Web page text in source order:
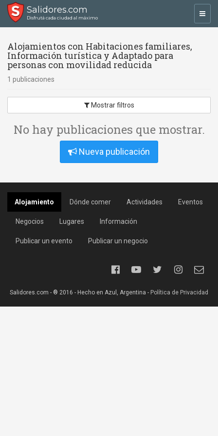
Salidores.com
Disfrutá cada ciudad al máximo
Alojamientos con Habitaciones familiares,
Información turística y Adaptado para
personas con movilidad reducida
1 publicaciones
Mostrar filtros
No hay publicaciones que mostrar.
Nueva publicación
Alojamiento Dónde comer Actividades Eventos
Negocios Lugares Información
Publicar un evento Publicar un negocio
Salidores.com - ® 2016 - Hecho en Azul, Argentina - Política de Privacidad